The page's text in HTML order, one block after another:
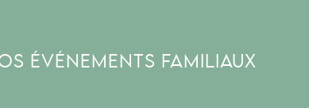
ÉVÉNEMENTS FAMILIAUX